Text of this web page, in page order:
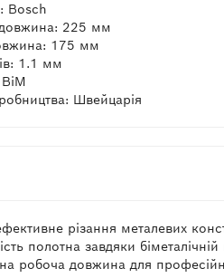
Bosch
225 мм
175 мм
1.1 мм
Швейцарія
різання металевих
полотна завдяки біметалічній
робоча довжина для